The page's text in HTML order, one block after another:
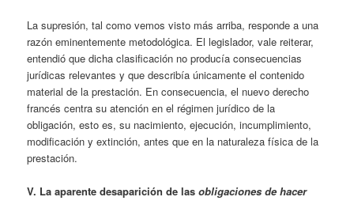
La supresión, tal como vemos visto más arriba, responde a una
razón eminentemente metodológica. El legislador, vale reiterar,
entendió que dicha clasificación no producía consecuencias
jurídicas relevantes y que describía únicamente el contenido
material de la prestación. En consecuencia, el nuevo derecho
francés centra su atención en el régimen jurídico de la
obligación, esto es, su nacimiento, ejecución, incumplimiento,
modificación y extinción, antes que en la naturaleza física de la
prestación.
V. La aparente desaparición de lasobligaciones de hacer